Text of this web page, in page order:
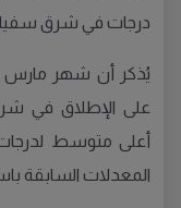
درجات في شرق
يُذكر أن شهر مارس
على الإطلاق في
أعلى متوسط لدرجات
المعدلات السابقة باستثناء